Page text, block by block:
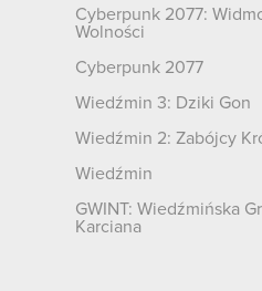
Cyberpunk 2077:
Wolności
Cyberpunk 2077
Wiedźmin 3: Dziki Gon
Wiedźmin 2: Zabójcy
Wiedźmin
GWINT: Wiedźmińska
Karciana